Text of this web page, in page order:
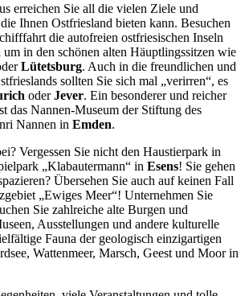
erreichen Sie all die vielen Ziele und
Ihnen Ostfriesland bieten kann. Besuchen
die autofreien ostfriesischen Inseln
um in den schönen alten Häuptlingssitzen wie
Lütetsburg. Auch in die freundlichen und
sollten Sie sich mal „verirren“, es
oderJever. Ein besonderer und reicher
das Nannen-Museum der Stiftung des
Nannen in Emden.
Vergessen Sie nicht den Haustierpark in
„Klabautermann“ in Esens! Sie gehen
Übersehen Sie auch auf keinen Fall
„Ewiges Meer“! Unternehmen Sie
Sie zahlreiche alte Burgen und
Ausstellungen und andere kulturelle
Fauna der geologisch einzigartigen
Wattenmeer, Marsch, Geest und Moor in